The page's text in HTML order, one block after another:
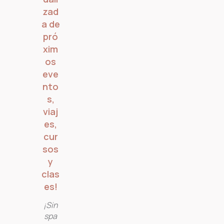
zad
a de
pró
xim
os
eve
nto
s,
viaj
es,
cur
sos
y
clas
es!
¡Sin
spa